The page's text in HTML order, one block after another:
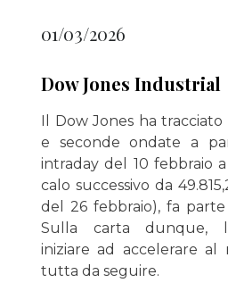
01/03/2026
Dow Jones Industrial
Il Dow Jones ha
e seconde ondate a
intraday del 10 febbraio a
calo successivo da
del 26 febbraio), fa parte
Sulla carta dunque,
iniziare ad accelerare al
tutta da seguire.